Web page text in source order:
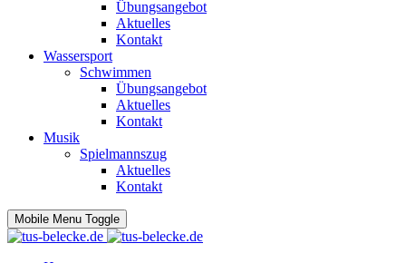
Übungsangebot
Aktuelles
Kontakt
Wassersport
Schwimmen
Übungsangebot
Aktuelles
Kontakt
Musik
Spielmannszug
Aktuelles
Kontakt
Mobile Menu Toggle